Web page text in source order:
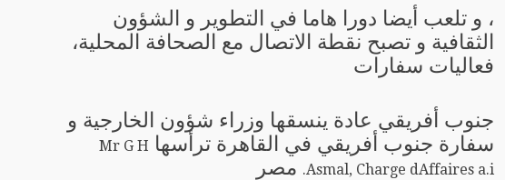
، و تلعب أيضا دورا هاما في التطوير و الشؤون
الثقافية و تصبح نقطة الاتصال مع الصحافة المحلية،
فعاليات سفارات
جنوب أفريقي عادة ينسقها وزراء شؤون الخارجية و
سفارة جنوب أفريقي في القاهرة ترأسها Mr G H
Asmal, Charge dAffaires a.i.
مصر